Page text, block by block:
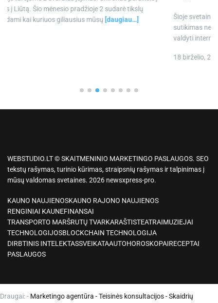
Šioje svetainėje naudojami mūsų ir trečiųjų šalių slapukai. Jūsų
sutikimas nereikalingas dėl būtinųjų slapukų, kurie padeda mums
[daugiau…]
WEBSTUDIO.LT © SKAITMENINIO MARKETINGO PASLAUGOS. SEO
tekstų rašymas, turinio kūrimas, straipsnių rašymas ir talpinimas į
mūsų valdomas svetaines. 2026 newsxpress-pro.
KAUNO NAUJIENOSKAUNO RAJONO NAUJIENOS
RENGINIAI KAUNEFINANSAI
TRANSPORTO MARŠRUTŲ TVARKARAŠTISTEATRAIMUZIEJAI
TECHNOLOGIJOSBLOCKCHAIN TECHNOLOGIJA
DIRBTINIS INTELEKTASSVEIKATAAUTOHOROSKOPAIRECEPTAI
PASLAUGOS
Draugai: - Marketingo agentūra -Teisinės konsultacijos-Skaidrių